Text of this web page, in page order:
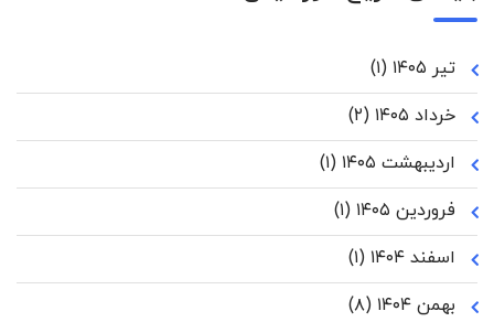
تیر ۱۴۰۵
(۱)
خرداد ۱۴۰۵
(۲)
اردیبهشت ۱۴۰۵
(۱)
فروردین ۱۴۰۵
(۱)
اسفند ۱۴۰۴
(۱)
بهمن ۱۴۰۴
(۸)